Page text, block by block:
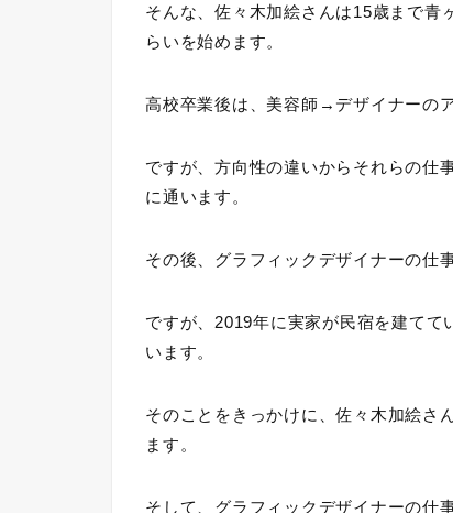
そんな、佐々木加絵さんは15歳まで青
らいを始めます。
高校卒業後は、美容師→デザイナーの
ですが、方向性の違いからそれらの仕
に通います。
その後、グラフィックデザイナーの仕
ですが、2019年に実家が民宿を建てて
います。
そのことをきっかけに、佐々木加絵さ
ます。
そして、グラフィックデザイナーの仕